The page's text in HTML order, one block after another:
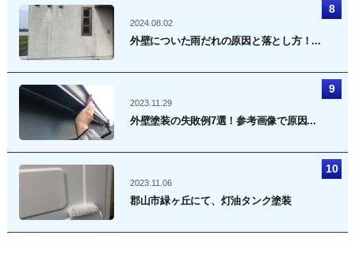
2024.08.02
外壁についた雨だれの原因と落とし方！...
2023.11.29
外壁塗装の失敗例7選！参考画像で原因...
2023.11.06
郡山市緑ヶ丘にて、灯油タンク塗装